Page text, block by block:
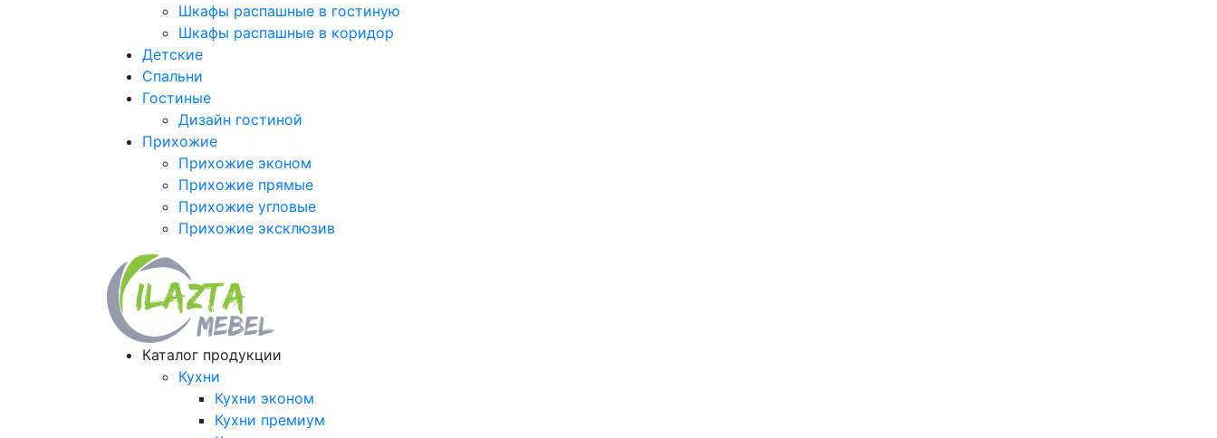
Шкафы распашные в гостиную
Шкафы распашные в коридор
Детские
Спальни
Гостиные
Дизайн гостиной
Прихожие
Прихожие эконом
Прихожие прямые
Прихожие угловые
Прихожие эксклюзив
Каталог продукции
Кухни
Кухни эконом
Кухни премиум